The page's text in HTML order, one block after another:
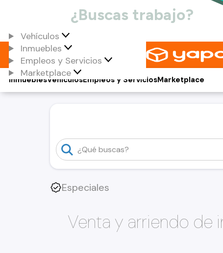
Vehículos
Inmuebles
Empleos y Servicios
Marketplace
Vehículos
Inmuebles Empleos y ServiciosMarketplace
Especiales
Venta y arriendo de